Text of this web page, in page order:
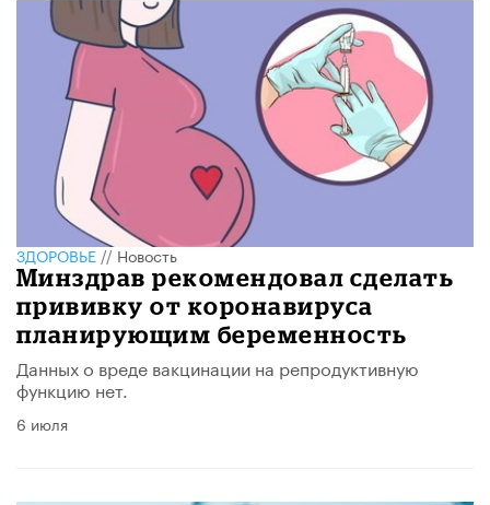
ЗДОРОВЬЕ//Новость
Минздрав рекомендовал сделать
прививку от коронавируса
планирующим беременность
Данных о вреде вакцинации на репродуктивную
функцию нет.
6 июля